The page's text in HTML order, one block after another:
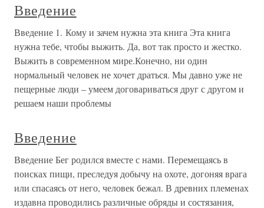
Введение
Введение 1. Кому и зачем нужна эта книга Эта книга
нужна тебе, чтобы выжить. Да, вот так просто и жестко.
Выжить в современном мире.Конечно, ни один
нормальный человек не хочет драться. Мы давно уже не
пещерные люди – умеем договариваться друг с другом и
решаем наши проблемы
Введение
Введение Бег родился вместе с нами. Перемещаясь в
поисках пищи, преследуя добычу на охоте, догоняя врага
или спасаясь от него, человек бежал. В древних племенах
издавна проводились различные обряды и состязания,